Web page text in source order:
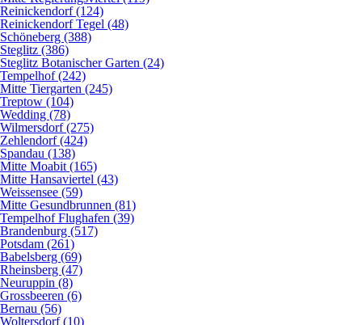
Reinickendorf (124)
Reinickendorf Tegel (48)
Schöneberg (388)
Steglitz (386)
Steglitz Botanischer Garten (24)
Tempelhof (242)
Mitte Tiergarten (245)
Treptow (104)
Wedding (78)
Wilmersdorf (275)
Zehlendorf (424)
Spandau (138)
Mitte Moabit (165)
Mitte Hansaviertel (43)
Weissensee (59)
Mitte Gesundbrunnen (81)
Tempelhof Flughafen (39)
Brandenburg (517)
Potsdam (261)
Babelsberg (69)
Rheinsberg (47)
Neuruppin (8)
Grossbeeren (6)
Bernau (56)
Woltersdorf (10)